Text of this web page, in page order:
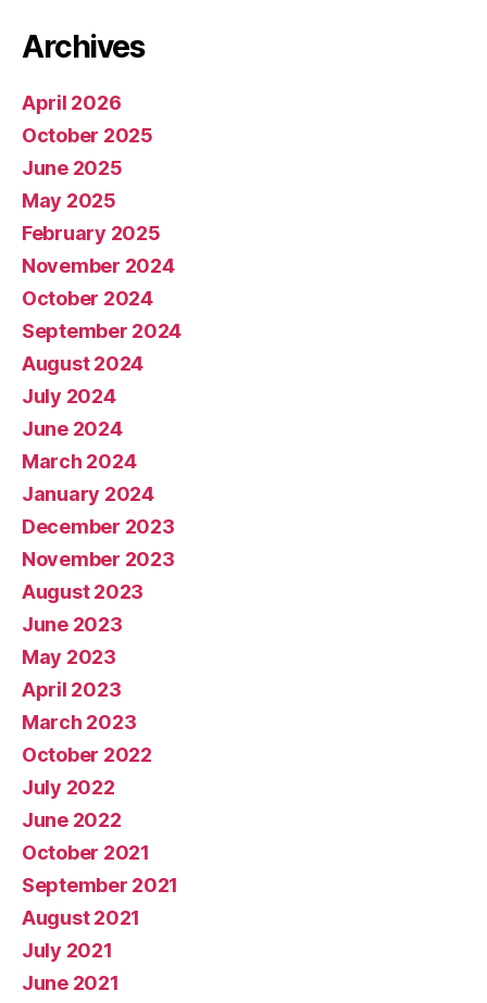
Archives
April 2026
October 2025
June 2025
May 2025
February 2025
November 2024
October 2024
September 2024
August 2024
July 2024
June 2024
March 2024
January 2024
December 2023
November 2023
August 2023
June 2023
May 2023
April 2023
March 2023
October 2022
July 2022
June 2022
October 2021
September 2021
August 2021
July 2021
June 2021